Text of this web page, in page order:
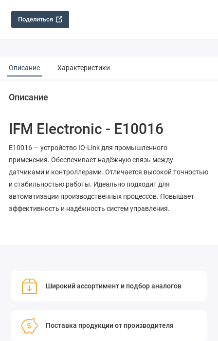
Поделиться
Описание Характеристики
Описание
IFM Electronic - E10016
E10016 — устройство IO-Link для промышленного
применения. Обеспечивает надёжную связь между
датчиками и контроллерами. Отличается высокой точностью
и стабильностью работы. Идеально подходит для
автоматизации производственных процессов. Повышает
эффективность и надёжность систем управления.
Широкий ассортимент и подбор аналогов
Поставка продукции от производителя